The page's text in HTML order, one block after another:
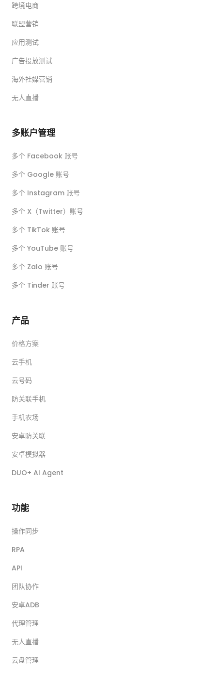
跨境电商
联盟营销
应用测试
广告投放测试
海外社媒营销
无人直播
多账户管理
多个 Facebook 账号
多个 Google 账号
多个 Instagram 账号
多个 X（Twitter）账号
多个 TikTok 账号
多个 YouTube 账号
多个 Zalo 账号
多个 Tinder 账号
产品
价格方案
云手机
云号码
防关联手机
手机农场
安卓防关联
安卓模拟器
DUO+ AI Agent
功能
操作同步
RPA
API
团队协作
安卓ADB
代理管理
无人直播
云盘管理